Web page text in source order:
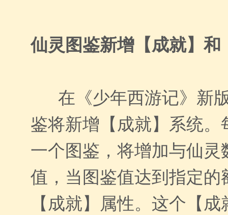
仙灵图鉴新增【成就】和
在《少年西游记》新
鉴将新增【成就】系统
一个图鉴，将增加与仙
值，当图鉴值达到指定的
【成就】属性。这个【